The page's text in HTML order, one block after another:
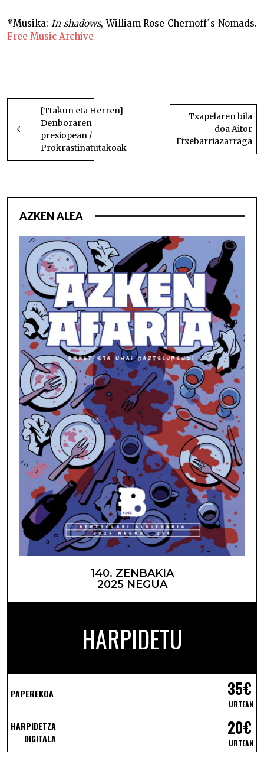
*Musika: In shadows, William Rose Chernoff´s Nomads.
Free Music Archive
BIDALKETETAN
ZEHAR
NABIGATU
[Ttakun eta Herren]
Denboraren
presiopean /
Prokrastinatutakoak
Txapelaren bila
doa Aitor
Etxebarriazarraga
AZKEN ALEA
140. ZENBAKIA
2025 NEGUA
HARPIDETU
PAPEREKOA 35€
URTEAN
HARPIDETZA
DIGITALA
20€
URTEAN